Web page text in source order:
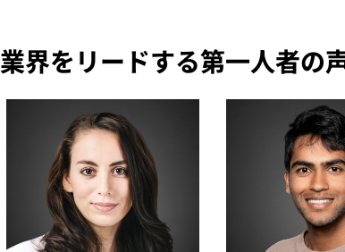
業界をリードする第一人者の